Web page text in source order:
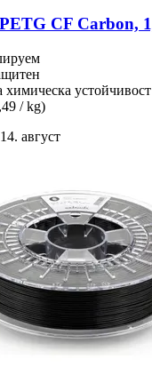
CF Carbon,
химическа устойчивост
/ kg)
август